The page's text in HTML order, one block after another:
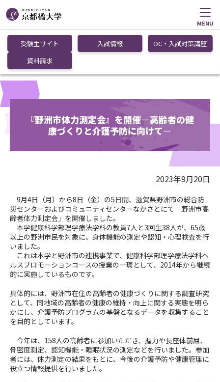
MENU
受験生サイト 入試情報
OC・入試対策講座
資料請求
『野洲市体力測定会』を開催―高齢者の健
康づくりと介護予防に向けて―
2023年9月20日
9月4日（月）から8日（金）の5日間、滋賀県野洲市の総合防
災センターおよびコミュニティセンターなかさとにて「野洲市高
齢者体力測定会」を開催しました。
本学健康科学部理学療法学科の教員7人と3回生38人が、65歳
以上の野洲市民を対象に、身体機能の測定や認知・心理検査を行
いました。
これは本学と野洲市の連携事業で、健康科学部理学療法学科ヘ
ルスプロモーションコースの授業の一環として、2014年から継続
的に実施しているものです。
具体的には、野洲市在住の高齢者の健康づくりに関する調査研究
として、同地域の高齢者の健康の維持・向上に関する実態を明ら
かにし、介護予防プログラムの基盤となるデータを収集すること
を目的としています。
今年は、158人の高齢者に参加いただき、握力や長座体前屈、
骨密度測定、認知機能・睡眠状況の測定などを行いました。参加
者には、体力測定の結果をもとに、今後の介護予防や健康管理に
役立つ情報提供を行いました。